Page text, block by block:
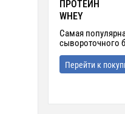
ПРОТЕИН
WHEY
Самая
сывороточного
Перейти к